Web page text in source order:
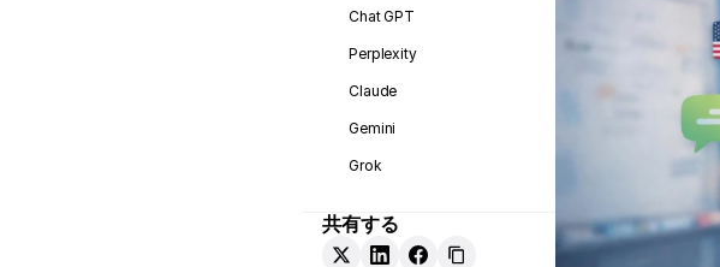
Chat GPT
Perplexity
Claude
Gemini
Grok
共有する